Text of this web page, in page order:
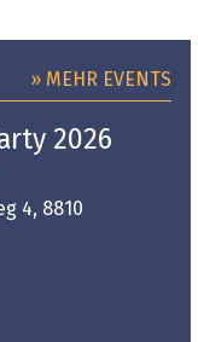
» MEHR EVENTS
2026
4, 8810